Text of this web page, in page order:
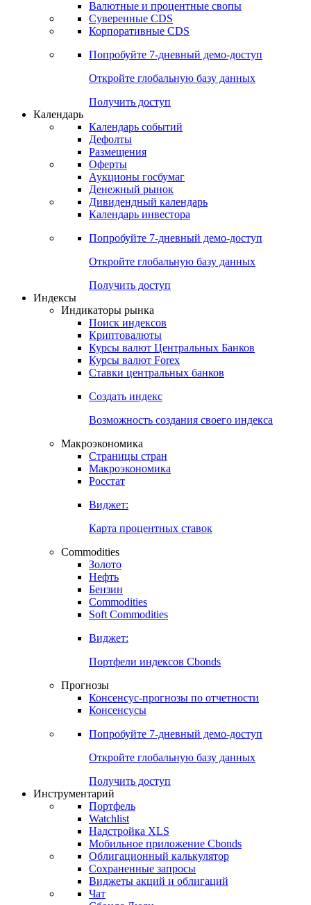
Получить доступ
Деривативы
Валютные и процентные свопы
Корпоративные CDS
Попробуйте7-дневный
Откройте глобальную базу данных
Получить доступ
Календарь
Календарь событий
Дефолты
Размещения
Оферты
Денежный рынок
Календарь инвестора
Попробуйте7-дневный
Откройте глобальную базу данных
Получить доступ
Индикаторы рынка
Поиск индексов
Курсы валют Центральных Банков
Ставки центральных банков
Создать индекс
Возможность создания своего индекса
Страницы стран
Росстат
Виджет:
Карта процентных ставок
Commodities
Золото
Бензин
Soft Commodities
Виджет:
Портфели индексов Cbonds
Прогнозы
Консенсусы
Попробуйте7-дневный
Откройте глобальную базу данных
Получить доступ
Инструментарий
Портфель
Watchlist
Надстройка XLS
Мобильное приложение Cbonds